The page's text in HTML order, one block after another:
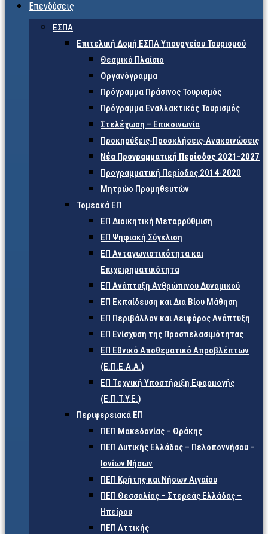
Επενδύσεις
ΕΣΠΑ
Επιτελική Δομή ΕΣΠΑ Υπουργείου Τουρισμού
Θεσμικό Πλαίσιο
Οργανόγραμμα
Πρόγραμμα Πράσινος Τουρισμός
Πρόγραμμα Εναλλακτικός Τουρισμός
Στελέχωση – Επικοινωνία
Προκηρύξεις-Προσκλήσεις-Ανακοινώσεις
Νέα Προγραμματική Περίοδος 2021-2027
Προγραμματική Περίοδος 2014-2020
Μητρώο Προμηθευτών
Τομεακά ΕΠ
ΕΠ Διοικητική Μεταρρύθμιση
ΕΠ Ψηφιακή Σύγκλιση
ΕΠ Ανταγωνιστικότητα και
Επιχειρηματικότητα
ΕΠ Ανάπτυξη Ανθρώπινου Δυναμικού
ΕΠ Εκπαίδευση και Δια Βίου Μάθηση
ΕΠ Περιβάλλον και Αειφόρος Ανάπτυξη
ΕΠ Ενίσχυση της Προσπελασιμότητας
ΕΠ Εθνικό Αποθεματικό Απροβλέπτων
(Ε.Π.Ε.Α.Α.)
ΕΠ Τεχνική Υποστήριξη Εφαρμογής
(Ε.Π.Τ.Υ.Ε.)
Περιφερειακά ΕΠ
ΠΕΠ Μακεδονίας – Θράκης
ΠΕΠ Δυτικής Ελλάδας – Πελοποννήσου –
Ιονίων Νήσων
ΠΕΠ Κρήτης και Νήσων Αιγαίου
ΠΕΠ Θεσσαλίας – Στερεάς Ελλάδας –
Ηπείρου
ΠΕΠ Αττικής